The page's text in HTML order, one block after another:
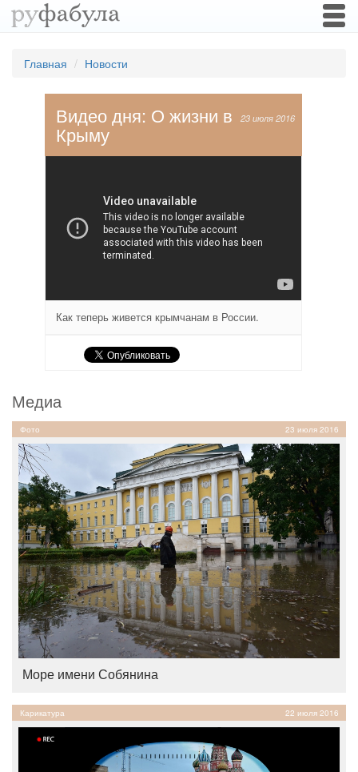
Главная Новости
23 июля 2016
Видео дня: О жизни в
Крыму
Как теперь живется крымчанам в России.
Медиа
Фото 23 июля 2016
Море имени Собянина
Карикатура 22 июля 2016